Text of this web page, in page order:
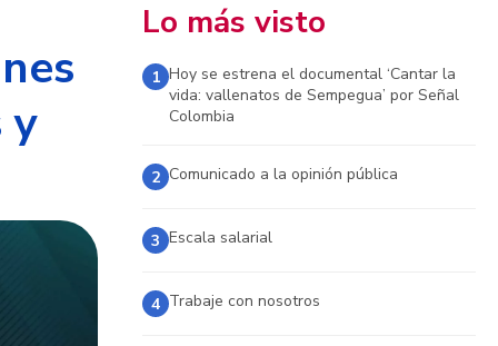
y
Lo más visto
1 Hoy se estrena el documental ‘Cantar la
vida: vallenatos de Sempegua’ por Señal
Colombia
2 Comunicado a la opinión pública
3 Escala salarial
4 Trabaje con nosotros